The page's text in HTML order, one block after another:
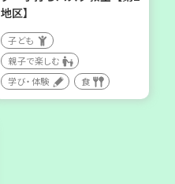
三木市
子育てひろば「うっきっき
ー!」
子ども
地区】
子ども
親子で楽しむ
学び・体験
食